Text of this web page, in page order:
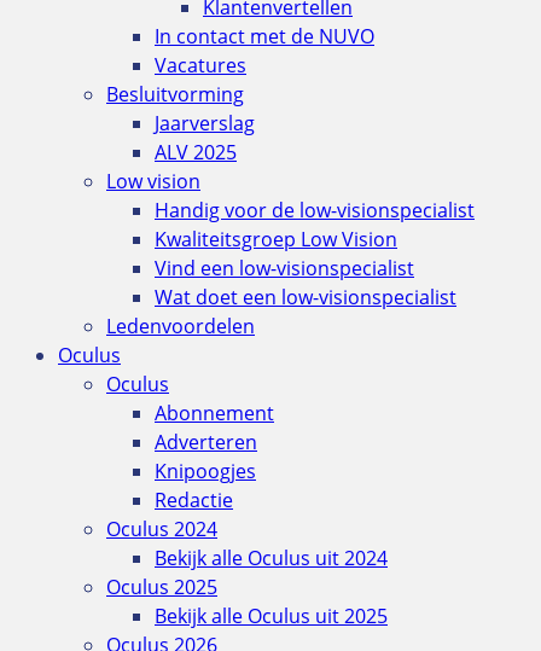
Klantenvertellen
In contact met de NUVO
Vacatures
Besluitvorming
Jaarverslag
ALV 2025
Low vision
Handig voor de low-visionspecialist
Kwaliteitsgroep Low Vision
Vind een low-visionspecialist
Wat doet een low-visionspecialist
Ledenvoordelen
Oculus
Oculus
Abonnement
Adverteren
Knipoogjes
Redactie
Oculus 2024
Bekijk alle Oculus uit 2024
Oculus 2025
Bekijk alle Oculus uit 2025
Oculus 2026